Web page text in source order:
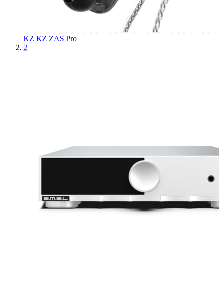
KZ KZ ZAS Pro
2